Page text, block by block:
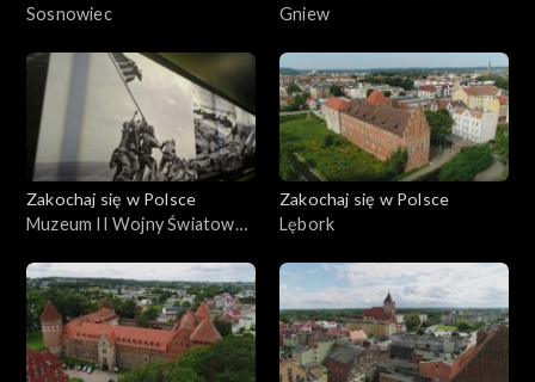
Sosnowiec
Gniew
Zakochaj się w Polsce
Muzeum II Wojny Światowej
Zakochaj się w Polsce
Lębork